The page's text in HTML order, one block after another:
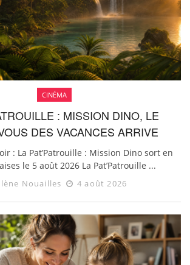
CINÉMA
: MISSION DINO, LE
DES VACANCES ARRIVE
: La Pat’Patrouille : Mission Dino sort en
le 5 août 2026 La Pat’Patrouille ...
Nouailles 4 août 2026